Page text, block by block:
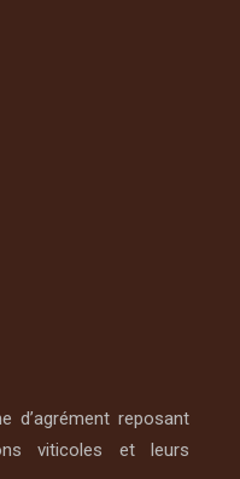
d’agrément reposant
viticoles et leurs